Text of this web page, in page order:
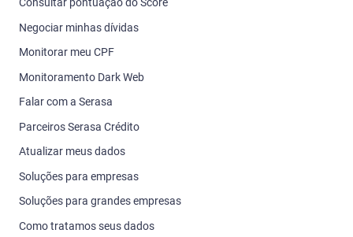
Negociar minhas dívidas
Monitorar meu CPF
Monitoramento Dark Web
Falar com a Serasa
Parceiros Serasa Crédito
Atualizar meus dados
Soluções para empresas
Soluções para grandes empresas
Como tratamos seus dados